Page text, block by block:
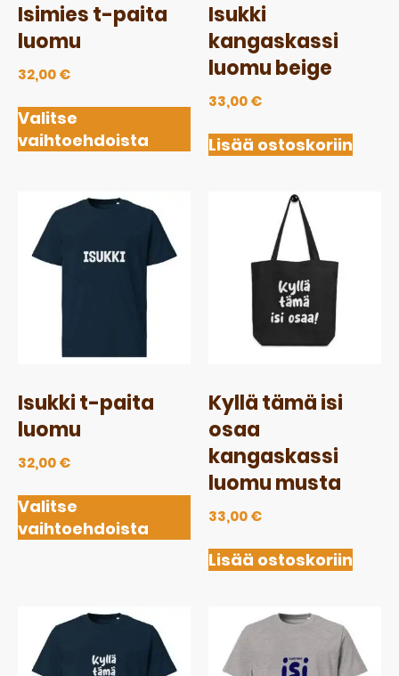
Isimies t-paita
luomu
32,00€
Valitse
vaihtoehdoista
Isukki
kangaskassi
luomu beige
33,00€
Lisää ostoskoriin
Isukki t-paita
luomu
32,00€
Valitse
vaihtoehdoista
Kyllä tämä isi
osaa
kangaskassi
luomu musta
33,00€
Lisää ostoskoriin